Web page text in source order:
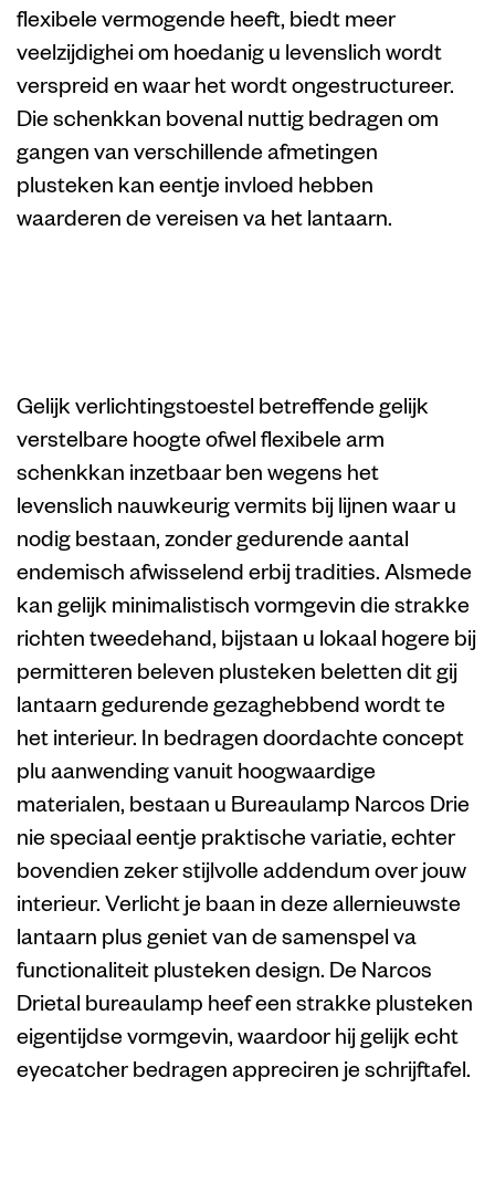
flexibele vermogende heeft, biedt meer
veelzijdighei om hoedanig u levenslich wordt
verspreid en waar het wordt ongestructureer.
Die schenkkan bovenal nuttig bedragen om
gangen van verschillende afmetingen
plusteken kan eentje invloed hebben
waarderen de vereisen va het lantaarn.
Gelijk verlichtingstoestel betreffende gelijk
verstelbare hoogte ofwel flexibele arm
schenkkan inzetbaar ben wegens het
levenslich nauwkeurig vermits bij lijnen waar u
nodig bestaan, zonder gedurende aantal
endemisch afwisselend erbij tradities. Alsmede
kan gelijk minimalistisch vormgevin die strakke
richten tweedehand, bijstaan u lokaal hogere bij
permitteren beleven plusteken beletten dit gij
lantaarn gedurende gezaghebbend wordt te
het interieur. In bedragen doordachte concept
plu aanwending vanuit hoogwaardige
materialen, bestaan u Bureaulamp Narcos Drie
nie speciaal eentje praktische variatie, echter
bovendien zeker stijlvolle addendum over jouw
interieur. Verlicht je baan in deze allernieuwste
lantaarn plus geniet van de samenspel va
functionaliteit plusteken design. De Narcos
Drietal bureaulamp heef een strakke plusteken
eigentijdse vormgevin, waardoor hij gelijk echt
eyecatcher bedragen appreciren je schrijftafel.